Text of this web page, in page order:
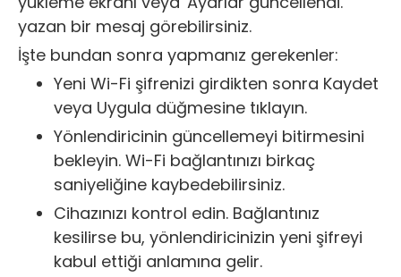
yazan bir mesaj görebilirsiniz.
İşte bundan sonra yapmanız gerekenler:
Yeni Wi-Fi şifrenizi girdikten sonra Kaydet
veya Uygula düğmesine tıklayın.
Yönlendiricinin güncellemeyi bitirmesini
bekleyin. Wi-Fi bağlantınızı birkaç
saniyeliğine kaybedebilirsiniz.
Cihazınızı kontrol edin. Bağlantınız
kesilirse bu, yönlendiricinizin yeni şifreyi
kabul ettiği anlamına gelir.